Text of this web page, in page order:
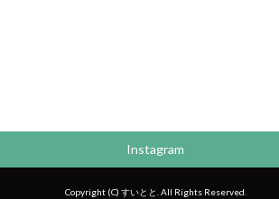
Instagram
Copyright (C) すいとと. All Rights Reserved.